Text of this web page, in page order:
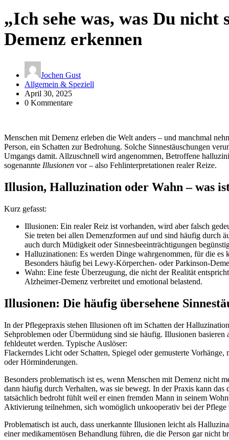
„Ich sehe was, was Du
Demenz erkennen
Jochen Gust
Allgemein & Speziell
April 30, 2025
0 Kommentare
Menschen mit Demenz erleben die Welt anders – und manchmal
Person, ein Schatten zur Bedrohung. Solche Sinnestäuschungen
Umgangs damit. Allzuschnell wird angenommen, Betroffene
sogenannte Illusionen vor – also Fehlinterpretationen realer Reize.
Illusion, Halluzination oder Wahn – was
Kurz gefasst:
Illusionen: Ein realer Reiz ist vorhanden, wird aber falsch
Sie treten bei allen Demenzformen auf und sind häufig durch
auch durch Müdigkeit oder Sinnesbeeinträchtigungen
Halluzinationen: Es werden Dinge wahrgenommen, für die
Besonders häufig bei Lewy-Körperchen- oder Parkinson-
Wahn: Eine feste Überzeugung, die nicht der Realität
Alzheimer-Demenz verbreitet und emotional belastend.
Illusionen: Die häufig übersehene
In der Pflegepraxis stehen Illusionen oft im Schatten der
Sehproblemen oder Übermüdung sind sie häufig. Illusionen
fehldeutet werden. Typische Auslöser:
Flackerndes Licht oder Schatten, Spiegel oder gemusterte
oder Hörminderungen.
Besonders problematisch ist es, wenn Menschen mit Demenz nicht
dann häufig durch Verhalten, was sie bewegt. In der Praxis kann
tatsächlich bedroht fühlt weil er einen fremden Mann in seinem
Aktivierung teilnehmen, sich womöglich unkooperativ bei der
Problematisch ist auch, dass unerkannte Illusionen leicht als
einer medikamentösen Behandlung führen, die die Person gar nicht